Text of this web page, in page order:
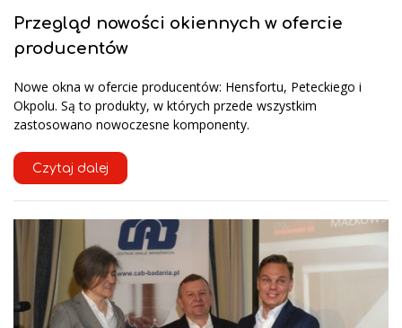
Przegląd nowości okiennych w ofercie
producentów
Nowe okna w ofercie producentów: Hensfortu, Peteckiego i
Okpolu. Są to produkty, w których przede wszystkim
zastosowano nowoczesne komponenty.
Czytaj dalej